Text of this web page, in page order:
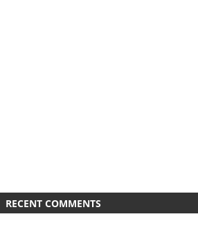
RECENT COMMENTS